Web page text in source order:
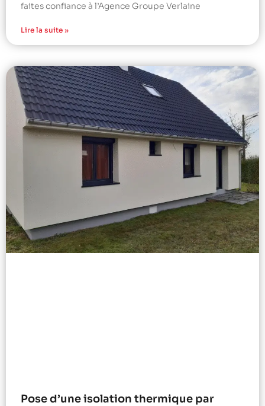
faites confiance à l’Agence Groupe Verlaine
Lire la suite »
Pose d’une isolation thermique par